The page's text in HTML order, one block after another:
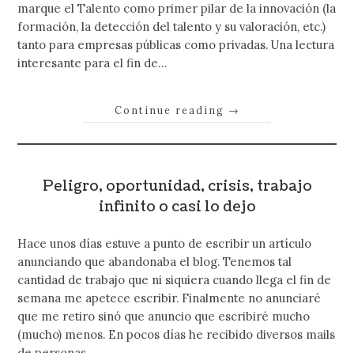
marque el Talento como primer pilar de la innovación (la
formación, la detección del talento y su valoración, etc.)
tanto para empresas públicas como privadas. Una lectura
interesante para el fin de…
Continue reading →
Peligro, oportunidad, crisis, trabajo
infinito o casi lo dejo
Hace unos días estuve a punto de escribir un artículo
anunciando que abandonaba el blog. Tenemos tal
cantidad de trabajo que ni siquiera cuando llega el fin de
semana me apetece escribir. Finalmente no anunciaré
que me retiro sinó que anuncio que escribiré mucho
(mucho) menos. En pocos días he recibido diversos mails